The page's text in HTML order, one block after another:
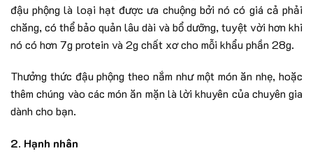
đậu phộng là loại hạt được ưa chuộng bởi nó có giá cả phải
chăng, có thể bảo quản lâu dài và bổ dưỡng, tuyệt vời hơn khi
nó có hơn 7g protein và 2g chất xơ cho mỗi khẩu phần 28g.
Thưởng thức đậu phộng theo nắm như một món ăn nhẹ, hoặc
thêm chúng vào các món ăn mặn là lời khuyên của chuyên gia
dành cho bạn.
2. Hạnh nhân